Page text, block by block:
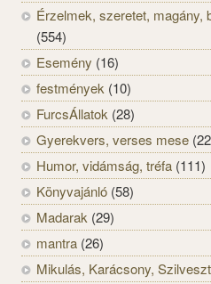
Érzelmek, szeretet, magány,
(554)
Esemény (16)
festmények (10)
FurcsÁllatok (28)
Gyerekvers, verses mese
Humor, vidámság, tréfa (111)
Könyvajánló (58)
Madarak (29)
mantra (26)
Mikulás, Karácsony,